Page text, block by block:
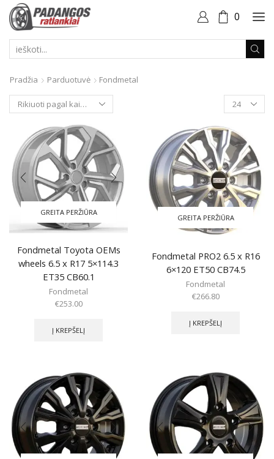
0
Pradžia Parduotuvė
Fondmetal
Produktai
puslapyje
GREITA PERŽIŪRA
Fondmetal Toyota OEMs
wheels 6.5 x R17 5×114.3
ET35 CB60.1
Fondmetal
€253.00
Į KREPŠELĮ
GREITA PERŽIŪRA
Fondmetal PRO2 6.5 x R16
6×120 ET50 CB74.5
Fondmetal
€266.80
Į KREPŠELĮ